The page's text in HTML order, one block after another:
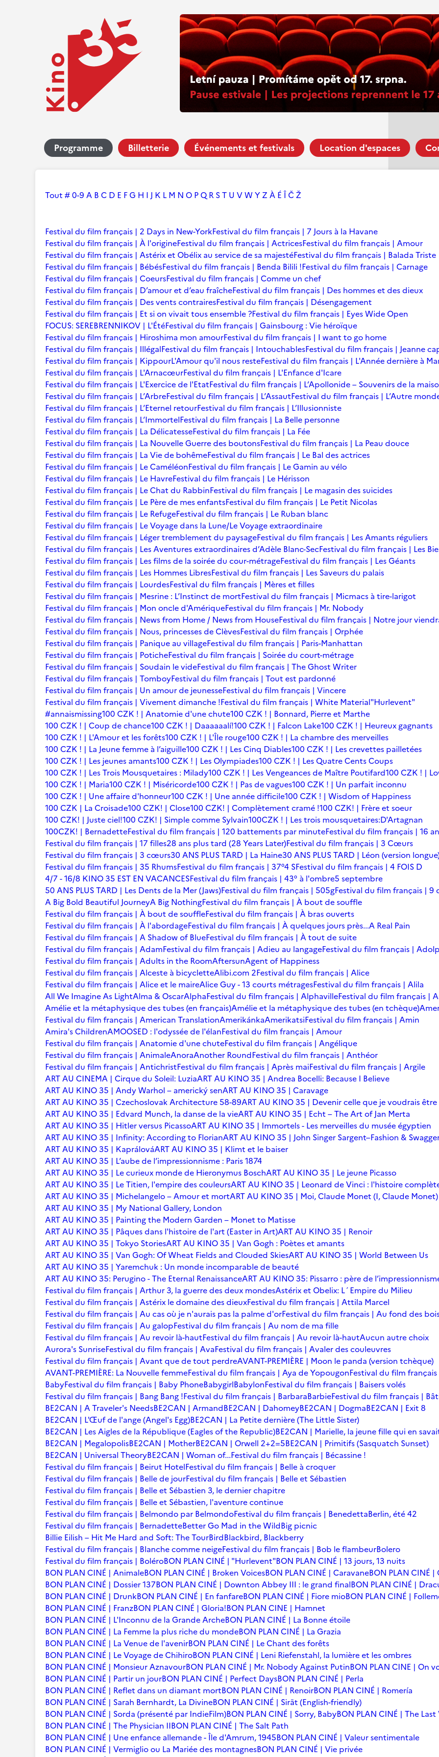
Programme Billetterie Événements et festivals Location d'espaces
Tout # 0-9 A B C D E FG H I J K L M N O PQ R ST U VW YZ À É ÎČŽ
Festival du film français | 2 Days in New-YorkFestival du film français | 7 Jours à la Havane
Festival du film français | À l'origineFestival du film français | ActricesFestival du film français | Amour
Festival du film français | Astérix et Obélix au service de sa majestéFestival du film français | Balada Triste
Festival du film français | BébésFestival du film français | Benda Bilili !Festival du film français | Carnage
Festival du film français | CoeursFestival du film français | Comme un chef
Festival du film français | D’amour et d’eau fraîcheFestival du film français | Des hommes et des dieux
Festival du film français | Des vents contrairesFestival du film français | Désengagement
Festival du film français | Et si on vivait tous ensemble ?Festival du film français | Eyes Wide Open
FOCUS: SEREBRENNIKOV | L'ÉtéFestival du film français | Gainsbourg : Vie héroïque
Festival du film français | Hiroshima mon amourFestival du film français | I want to go home
Festival du film français | IllégalFestival du film français | IntouchablesFestival du film français | Jeanne
Festival du film français | KippourL'Amour qu'il nous resteFestival du film français | L'Année dernière à
Festival du film français | L'ArnacœurFestival du film français | L'Enfance d'Icare
Festival du film français | L'Exercice de l'EtatFestival du film français | L’Apollonide – Souvenirs de la
Festival du film français | L’ArbreFestival du film français | L’AssautFestival du film français | L’Autre
Festival du film français | L’Eternel retourFestival du film français | L’Illusionniste
Festival du film français | L’ImmortelFestival du film français | La Belle personne
Festival du film français | La DélicatesseFestival du film français | La Fée
Festival du film français | La Nouvelle Guerre des boutonsFestival du film français | La Peau douce
Festival du film français | La Vie de bohêmeFestival du film français | Le Bal des actrices
Festival du film français | Le CaméléonFestival du film français | Le Gamin au vélo
Festival du film français | Le HavreFestival du film français | Le Hérisson
Festival du film français | Le Chat du RabbinFestival du film français | Le magasin des suicides
Festival du film français | Le Père de mes enfantsFestival du film français | Le Petit Nicolas
Festival du film français | Le RefugeFestival du film français | Le Ruban blanc
Festival du film français | Le Voyage dans la Lune/Le Voyage extraordinaire
Festival du film français | Léger tremblement du paysageFestival du film français | Les Amants réguliers
Festival du film français | Les Aventures extraordinaires d’Adèle Blanc-SecFestival du film français | Les
Festival du film français | Les films de la soirée du cour-métrageFestival du film français | Les Géants
Festival du film français | Les Hommes LibresFestival du film français | Les Saveurs du palais
Festival du film français | LourdesFestival du film français | Mères et filles
Festival du film français | Mesrine : L’Instinct de mortFestival du film français | Micmacs à tire-larigot
Festival du film français | Mon oncle d'AmériqueFestival du film français | Mr. Nobody
Festival du film français | News from Home / News from HouseFestival du film français | Notre jour
Festival du film français | Nous, princesses de ClèvesFestival du film français | Orphée
Festival du film français | Panique au villageFestival du film français | Paris-Manhattan
Festival du film français | PoticheFestival du film français | Soirée du court-métrage
Festival du film français | Soudain le videFestival du film français | The Ghost Writer
Festival du film français | TomboyFestival du film français | Tout est pardonné
Festival du film français | Un amour de jeunesseFestival du film français | Vincere
Festival du film français | Vivement dimanche !Festival du film français | White Material"Hurlevent"
#annaismissing100 CZK ! | Anatomie d'une chute100 CZK ! | Bonnard, Pierre et Marthe
100 CZK ! | Coup de chance100 CZK ! | Daaaaaalí!100 CZK ! | Falcon Lake100 CZK ! | Heureux gagnants
100 CZK ! | L'Amour et les forêts100 CZK ! | L'Île rouge100 CZK ! | La chambre des merveilles
100 CZK ! | La Jeune femme à l’aiguille100 CZK ! | Les Cinq Diables100 CZK ! | Les crevettes pailletées
100 CZK ! | Les jeunes amants100 CZK ! | Les Olympiades100 CZK ! | Les Quatre Cents Coups
100 CZK ! | Les Trois Mousquetaires : Milady100 CZK ! | Les Vengeances de Maître Poutifard100 CZK ! |
100 CZK ! | Maria100 CZK ! | Miséricorde100 CZK ! | Pas de vagues100 CZK ! | Un parfait inconnu
100 CZK ! | Une affaire d'honneur100 CZK ! | Une année difficile100 CZK ! | Wisdom of Happiness
100 CZK | La Croisade100 CZK! | Close100 CZK! | Complètement cramé !100 CZK! | Frère et soeur
100 CZK! | Juste ciel!100 CZK! | Simple comme Sylvain100CZK ! | Les trois mousquetaires:D'Artagnan
100CZK! | BernadetteFestival du film français | 120 battements par minuteFestival du film français | 16
Festival du film français | 17 filles28 ans plus tard (28 Years Later)Festival du film français | 3 Cœurs
Festival du film français | 3 cœurs30 ANS PLUS TARD | La Haine30 ANS PLUS TARD | Léon (version
Festival du film français | 35 RhumsFestival du film français | 37°4 SFestival du film français | 4 FOIS D
4/7 - 16/8 KINO 35 EST EN VACANCESFestival du film français | 43° à l'ombre5 septembre
50 ANS PLUS TARD | Les Dents de la Mer (Jaws)Festival du film français | 505gFestival du film français | 9
A Big Bold Beautiful JourneyA Big NothingFestival du film français | À bout de souffle
Festival du film français | À bout de souffleFestival du film français | À bras ouverts
Festival du film français | À l'abordageFestival du film français | À quelques jours près...A Real Pain
Festival du film français | A Shadow of BlueFestival du film français | À tout de suite
Festival du film français | AdamFestival du film français | Adieu au langageFestival du film français |
Festival du film français | Adults in the RoomAftersunAgent of Happiness
Festival du film français | Alceste à bicycletteAlibi.com 2Festival du film français | Alice
Festival du film français | Alice et le maireAlice Guy - 13 courts métragesFestival du film français | Alila
All We Imagine As LightAlma & OscarAlphaFestival du film français | AlphavilleFestival du film français |
Amélie et la métaphysique des tubes (en français)Amélie et la métaphysique des tubes (en tchèque)
Festival du film français | American TranslationAmerikánkaAmerikatsiFestival du film français | Amin
Amira's ChildrenAMOOSED : l'odyssée de l'élanFestival du film français | Amour
Festival du film français | Anatomie d'une chuteFestival du film français | Angélique
Festival du film français | AnimaleAnoraAnother RoundFestival du film français | Anthéor
Festival du film français | AntichristFestival du film français | Après maiFestival du film français | Argile
ART AU CINEMA | Cirque du Soleil: LuziaART AU KINO 35 | Andrea Bocelli: Because I Believe
ART AU KINO 35 | Andy Warhol – americký senART AU KINO 35 | Caravage
ART AU KINO 35 | Czechoslovak Architecture 58-89ART AU KINO 35 | Devenir celle que je voudrais être
ART AU KINO 35 | Edvard Munch, la danse de la vieART AU KINO 35 | Echt – The Art of Jan Merta
ART AU KINO 35 | Hitler versus PicassoART AU KINO 35 | Immortels - Les merveilles du musée égyptien
ART AU KINO 35 | Infinity: According to FlorianART AU KINO 35 | John Singer Sargent–Fashion &
ART AU KINO 35 | KaprálováART AU KINO 35 | Klimt et le baiser
ART AU KINO 35 | L’aube de l’impressionnisme : Paris 1874
ART AU KINO 35 | Le curieux monde de Hieronymus BoschART AU KINO 35 | Le jeune Picasso
ART AU KINO 35 | Le Titien, l'empire des couleursART AU KINO 35 | Leonard de Vinci : l'histoire
ART AU KINO 35 | Michelangelo – Amour et mortART AU KINO 35 | Moi, Claude Monet (I, Claude Monet)
ART AU KINO 35 | My National Gallery, London
ART AU KINO 35 | Painting the Modern Garden – Monet to Matisse
ART AU KINO 35 | Pâques dans l'histoire de l'art (Easter in Art)ART AU KINO 35 | Renoir
ART AU KINO 35 | Tokyo StoriesART AU KINO 35 | Van Gogh : Poètes et amants
ART AU KINO 35 | Van Gogh: Of Wheat Fields and Clouded SkiesART AU KINO 35 | World Between Us
ART AU KINO 35 | Yaremchuk : Un monde incomparable de beauté
ART AU KINO 35: Perugino - The Eternal RenaissanceART AU KINO 35: Pissarro : père de
Festival du film français | Arthur 3, la guerre des deux mondesAstérix et Obelix: L´Empire du Milieu
Festival du film français | Astérix le domaine des dieuxFestival du film français | Attila Marcel
Festival du film français | Au cas où je n'aurais pas la palme d'orFestival du film français | Au fond des
Festival du film français | Au galopFestival du film français | Au nom de ma fille
Festival du film français | Au revoir là-hautFestival du film français | Au revoir là-hautAucun autre choix
Aurora's SunriseFestival du film français | AvaFestival du film français | Avaler des couleuvres
Festival du film français | Avant que de tout perdreAVANT-PREMIÈRE | Moon le panda (version tchèque)
AVANT-PREMIÈRE: La Nouvelle femmeFestival du film français | Aya de YopougonFestival du film français
BabyFestival du film français | Baby PhoneBabygirlBabylonFestival du film français | Baisers volés
Festival du film français | Bang Bang !Festival du film français | BarbaraBarbieFestival du film français |
BE2CAN | A Traveler's NeedsBE2CAN | ArmandBE2CAN | DahomeyBE2CAN | DogmaBE2CAN | Exit 8
BE2CAN | L'Œuf de l'ange (Angel's Egg)BE2CAN | La Petite dernière (The Little Sister)
BE2CAN | Les Aigles de la République (Eagles of the Republic)BE2CAN | Marielle, la jeune fille qui en
BE2CAN | MegalopolisBE2CAN | MotherBE2CAN | Orwell 2+2=5BE2CAN | Primitifs (Sasquatch Sunset)
BE2CAN | Universal TheoryBE2CAN | Woman of...Festival du film français | Bécassine !
Festival du film français | Beirut HotelFestival du film français | Belle à croquer
Festival du film français | Belle de jourFestival du film français | Belle et Sébastien
Festival du film français | Belle et Sébastien 3, le dernier chapitre
Festival du film français | Belle et Sébastien, l'aventure continue
Festival du film français | Belmondo par BelmondoFestival du film français | BenedettaBerlin, été 42
Festival du film français | BernadetteBetter Go Mad in the WildBig picnic
Billie Eilish – Hit Me Hard and Soft: The TourBirdBlackbird, Blackberry
Festival du film français | Blanche comme neigeFestival du film français | Bob le flambeurBolero
Festival du film français | BoléroBON PLAN CINÉ | "Hurlevent"BON PLAN CINÉ | 13 jours, 13 nuits
BON PLAN CINÉ | AnimaleBON PLAN CINÉ | Broken VoicesBON PLAN CINÉ | CaravaneBON PLAN CINÉ
BON PLAN CINÉ | Dossier 137BON PLAN CINÉ | Downton Abbey III : le grand finalBON PLAN CINÉ |
BON PLAN CINÉ | DrunkBON PLAN CINÉ | En fanfareBON PLAN CINÉ | Fiore mioBON PLAN CINÉ |
BON PLAN CINÉ | FranzBON PLAN CINÉ | Gloria!BON PLAN CINE | Hamnet
BON PLAN CINÉ | L'Inconnu de la Grande ArcheBON PLAN CINÉ | La Bonne étoile
BON PLAN CINÉ | La Femme la plus riche du mondeBON PLAN CINÉ | La Grazia
BON PLAN CINÉ | La Venue de l'avenirBON PLAN CINÉ | Le Chant des forêts
BON PLAN CINÉ | Le Voyage de ChihiroBON PLAN CINÉ | Leni Riefenstahl, la lumière et les ombres
BON PLAN CINÉ | Monsieur AznavourBON PLAN CINÉ | Mr. Nobody Against PutinBON PLAN CINE | On
BON PLAN CINÉ | Partir un jourBON PLAN CINÉ | Perfect DaysBON PLAN CINÉ | Perla
BON PLAN CINÉ | Reflet dans un diamant mortBON PLAN CINÉ | RenoirBON PLAN CINÉ | Romería
BON PLAN CINÉ | Sarah Bernhardt, La DivineBON PLAN CINÉ | Sirāt (English-friendly)
BON PLAN CINÉ | Sorda (présenté par IndieFilm)BON PLAN CINÉ | Sorry, BabyBON PLAN CINÉ | The
BON PLAN CINÉ | The Physician IIBON PLAN CINÉ | The Salt Path
BON PLAN CINÉ | Une enfance allemande - Île d'Amrum, 1945BON PLAN CINÉ | Valeur sentimentale
BON PLAN CINÉ | Vermiglio ou La Mariée des montagnesBON PLAN CINÉ | Vie privée